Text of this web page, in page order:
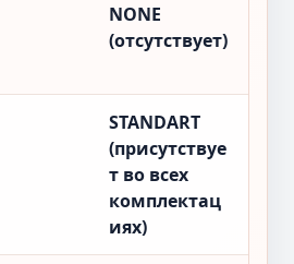
NONE
(отсутствует)
STANDART
(присутствуе
т во всех
комплектац
иях)